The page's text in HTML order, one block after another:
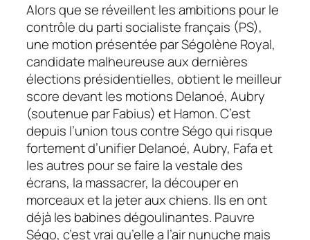
Alors que se réveillent les ambitions pour le
contrôle du parti socialiste français (PS),
une motion présentée par Ségolène Royal,
candidate malheureuse aux dernières
élections présidentielles, obtient le meilleur
score devant les motions Delanoé, Aubry
(soutenue par Fabius) et Hamon. C’est
depuis l’union tous contre Ségo qui risque
fortement d’unifier Delanoé, Aubry, Fafa et
les autres pour se faire la vestale des
écrans, la massacrer, la découper en
morceaux et la jeter aux chiens. Ils en ont
déjà les babines dégoulinantes. Pauvre
Ségo, c’est vrai qu’elle a l’air nunuche mais